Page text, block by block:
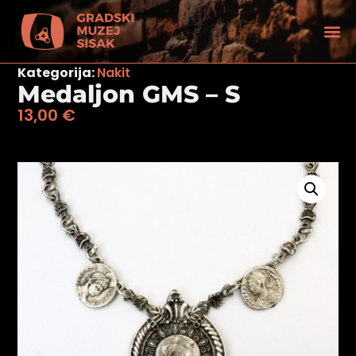
Kategorija:Nakit
Medaljon GMS – S
13,00 €